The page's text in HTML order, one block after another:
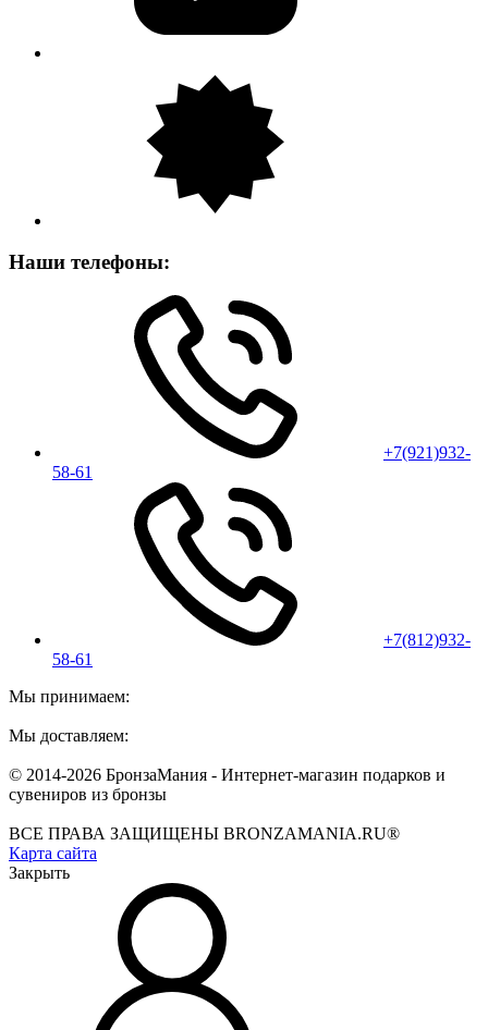
Наши телефоны:
+7(921)932-
58-61
+7(812)932-
58-61
Мы принимаем:
Мы доставляем:
© 2014-2026 БронзаМания - Интернет-магазин подарков и
сувениров из бронзы
ВСЕ ПРАВА ЗАЩИЩЕНЫ BRONZAMANIA.RU®
Карта сайта
Закрыть